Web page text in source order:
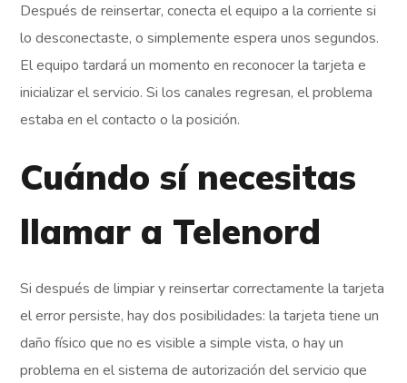
Después de reinsertar, conecta el equipo a la corriente si
lo desconectaste, o simplemente espera unos segundos.
El equipo tardará un momento en reconocer la tarjeta e
inicializar el servicio. Si los canales regresan, el problema
estaba en el contacto o la posición.
Cuándo sí necesitas
llamar a Telenord
Si después de limpiar y reinsertar correctamente la tarjeta
el error persiste, hay dos posibilidades: la tarjeta tiene un
daño físico que no es visible a simple vista, o hay un
problema en el sistema de autorización del servicio que